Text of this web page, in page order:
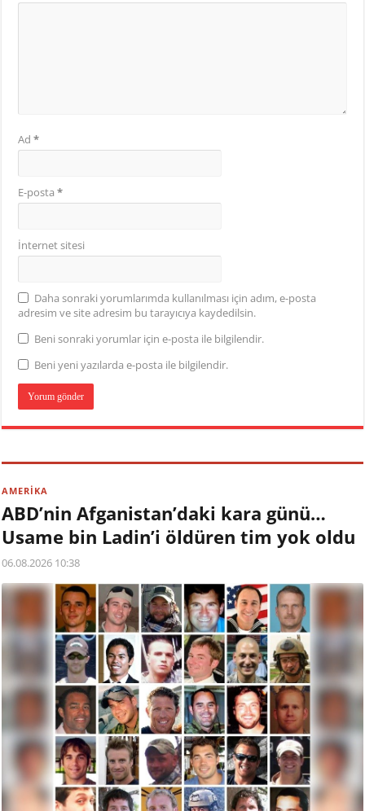
Ad*
E-posta*
İnternet sitesi
Daha sonraki yorumlarımda kullanılması için adım, e-posta
adresim ve site adresim bu tarayıcıya kaydedilsin.
Beni sonraki yorumlar için e-posta ile bilgilendir.
Beni yeni yazılarda e-posta ile bilgilendir.
AMERİKA
ABD’nin Afganistan’daki kara günü…
Usame bin Ladin’i öldüren tim yok oldu
06.08.2026 10:38